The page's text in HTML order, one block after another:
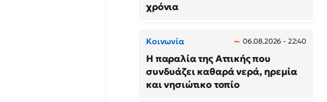
χρόνια
Κοινωνία 06.08.2026 - 22:40
Η παραλία της Αττικής που
συνδυάζει καθαρά νερά, ηρεμία
και νησιώτικο τοπίο